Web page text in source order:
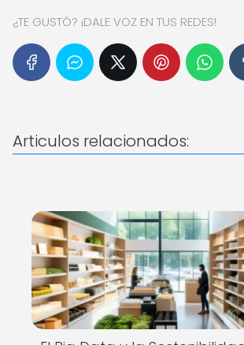
¿TE GUSTÓ? ¡DALE VOZ EN TUS REDES!
Articulos relacionados: